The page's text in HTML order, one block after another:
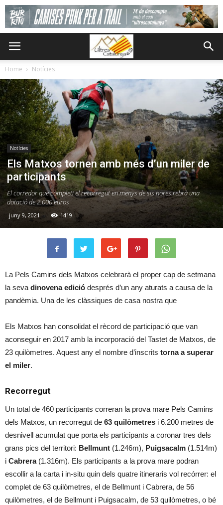
Home Notícies
Notícies
Els Matxos tornen amb més d’un miler de
participants
El corredor que completi el recorregut en menys de sis hores rebrà una
dotació de 2.000 euros
juny 9, 2021 1419
La Pels Camins dels Matxos celebrarà el proper cap de setmana
la seva dinovena edició després d’un any aturats a causa de la
pandèmia. Una de les clàssiques de casa nostra que
Els Matxos han consolidat el rècord de participació que van
aconseguir en 2017 amb la incorporació del Tastet de Matxos, de
23 quilòmetres. Aquest any el nombre d’inscrits torna a superar
el miler.
Recorregut
Un total de 460 participants correran la prova mare Pels Camins
dels Matxos, un recorregut de 63 quilòmetres i 6.200 metres de
desnivell acumulat que porta els participants a coronar tres dels
grans pics del territori: Bellmunt (1.246m), Puigsacalm (1.514m)
i Cabrera(1.316m). Els participants a la prova mare podran
escollir a la carta i in-situ quin dels quatre itineraris vol recórrer: el
complet de 63 quilòmetres, el de Bellmunt i Cabrera, de 56
quilòmetres, el de Bellmunt i Puigsacalm, de 53 quilòmetres, o bé